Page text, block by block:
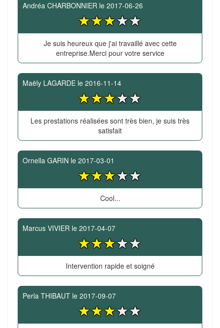
Andréa CHARBONNIER le 2017-06-26
Je suis heureux que j'ai travaillé avec cette
entreprise.Merci pour votre service
Maëly LAGARDE le 2016-11-14
Les prestations réalisées sont très bien, je suis très
satisfait
Ornella GARIN le 2017-03-01
Cool...
Marcus VIVIER le 2017-04-07
Intervention rapide et soigné
Perla THIBAUT le 2017-09-07